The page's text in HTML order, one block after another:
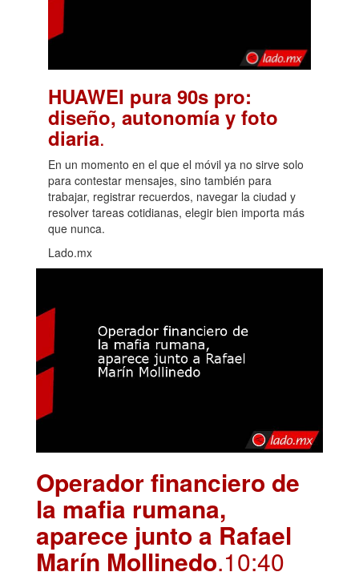
HUAWEI pura 90s pro:
diseño, autonomía y foto
diaria.
En un momento en el que el móvil ya no sirve solo
para contestar mensajes, sino también para
trabajar, registrar recuerdos, navegar la ciudad y
resolver tareas cotidianas, elegir bien importa más
que nunca.
Lado.mx
Operador financiero de
la mafia rumana,
aparece junto a Rafael
Marín Mollinedo.10:40